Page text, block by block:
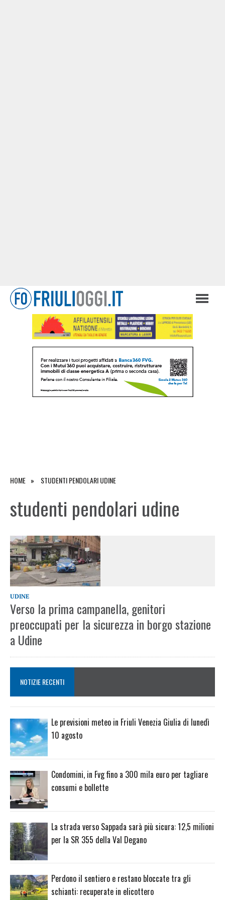
HOME STUDENTI PENDOLARI UDINE
studenti pendolari udine
UDINE
Verso la prima campanella, genitori
preoccupati per la sicurezza in borgo stazione
a Udine
NOTIZIE RECENTI
Le previsioni meteo in Friuli Venezia Giulia di lunedì
10 agosto
Condomini, in Fvg fino a 300 mila euro per tagliare
consumi e bollette
La strada verso Sappada sarà più sicura: 12,5 milioni
per la SR 355 della Val Degano
Perdono il sentiero e restano bloccate tra gli
schianti: recuperate in elicottero